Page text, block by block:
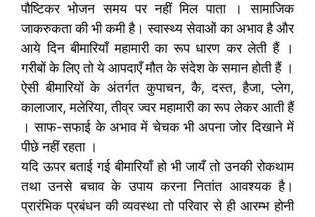
पौष्टिकर भोजन समय पर नहीं मिल पाता । सामाजिक
जाकरुकता की भी कमी है। स्वास्थ्य सेवाओं का अभाव है और
आये दिन बीमारियाँ महामारी का रूप धारण कर लेती हैं ।
गरीबों के लिए तो ये आपदाएँ मौत के संदेश के समान होती हैं ।
ऐसी बीमारियों के अंतर्गत कुपाचन, कै, दस्त, हैजा, प्लेग,
कालाजार, मलेरिया, तीव्र ज्वर महामारी का रूप लेकर आती हैं
। साफ-सफाई के अभाव में चेचक भी अपना जोर दिखाने में
पीछे नहीं रहता ।
यदि ऊपर बताई गई बीमारियाँ हो भी जायँ तो उनकी रोकथाम
तथा उनसे बचाव के उपाय करना नितांत आवश्यक है।
प्रारंभिक प्रबंधन की व्यवस्था तो परिवार से ही आरम्भ होनी